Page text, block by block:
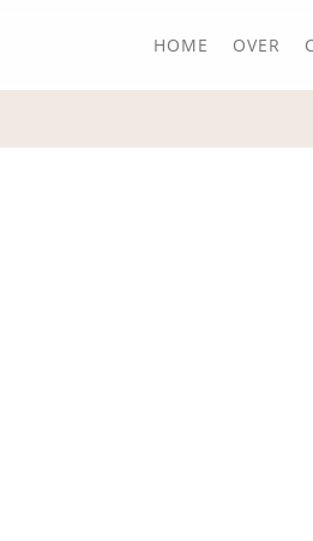
HOME OVER